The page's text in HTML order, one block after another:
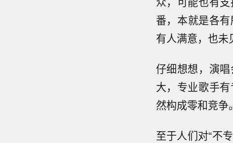
番，本就是各
有人满意，也未
仔细想想，演
大，专业歌手
然构成零和竞争。
至于人们对“不